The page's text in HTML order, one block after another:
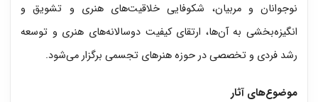
نوجوانان و مربیان، شکوفایی خلاقیت‌های هنری و تشویق و
انگیزه‌بخشی به آن‌ها، ارتقای کیفیت دوسالانه‌های هنری و توسعه
رشد فردی و تخصصی در حوزه هنرهای تجسمی برگزار می‌شود.
موضوع‌های آثار